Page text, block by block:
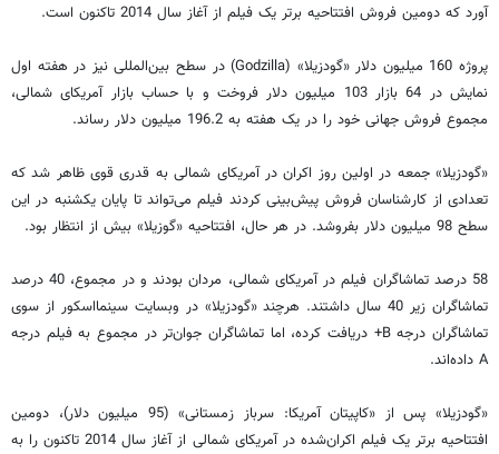
آورد که دومین فروش افتتاحیه برتر یک فیلم از آغاز سال 2014 تاکنون است.
پروژه 160 میلیون دلار «گودزیلا» (Godzilla) در سطح بین‌المللی نیز در هفته اول
نمایش در 64 بازار 103 میلیون دلار فروخت و با حساب بازار آمریکای شمالی،
مجموع فروش جهانی خود را در یک هفته به 196.2 میلیون دلار رساند.
«گودزیلا» جمعه در اولین روز اکران در آمریکای شمالی به قدری قوی ظاهر شد که
تعدادی از کارشناسان فروش پیش‌بینی کردند فیلم می‌تواند تا پایان یکشنبه در این
سطح 98 میلیون دلار بفروشد. در هر حال، افتتاحیه «گوزیلا» بیش از انتظار بود.
58 درصد تماشاگران فیلم در آمریکای شمالی، مردان بودند و در مجموع، 40 درصد
تماشاگران زیر 40 سال داشتند. هرچند «گودزیلا» در وبسایت سینمااسکور از سوی
تماشاگران درجه B+ دریافت کرده، اما تماشاگران جوان‌تر در مجموع به فیلم درجه
A داده‌اند.
«گودزیلا»‌ پس از «کاپیتان آمریکا: سرباز زمستانی» (95 میلیون دلار)، دومین
افتتاحیه برتر یک فیلم اکران‌شده در آمریکای شمالی از آغاز سال 2014 تاکنون را به